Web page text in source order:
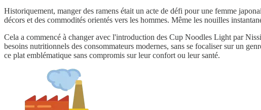
Historiquement, manger des ramens était un acte de défi pour une femme
décors et des commodités orientés vers les hommes. Même les nouilles
Cela a commencé à changer avec l'introduction des Cup Noodles Light par
besoins nutritionnels des consommateurs modernes, sans se focaliser sur un
ce plat emblématique sans compromis sur leur confort ou leur santé.